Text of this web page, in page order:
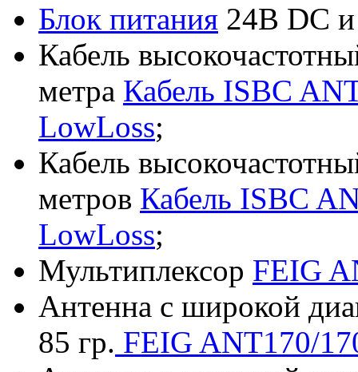
Блок питания 24В DC
Кабель
метра Кабель ISBC
LowLoss;
Кабель
метров Кабель ISBC
LowLoss;
Мультиплексор FEIG
Антенна с широкой
85 гр. FEIG ANT170/